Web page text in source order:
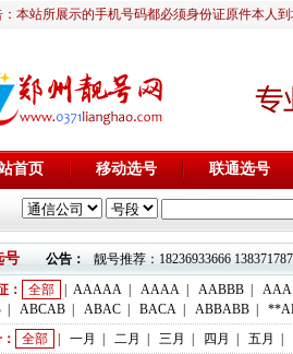
本站所展示的手机号码都必须身份证原件本人到
首页 移动选号 联通选号
号 公告：
靓号推荐：18236933666
：
全部 AAAAA AAAA AABBB AAA
ABCAB ABAC BACA ABBABB
全部 一月 二月 三月 四月 五月